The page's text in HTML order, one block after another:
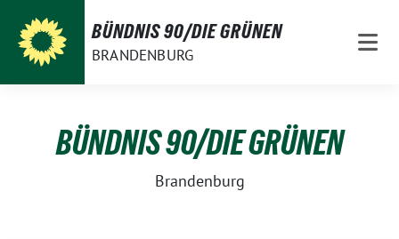
zum
Inhalt
BÜNDNIS 90/DIE GRÜNEN
BRANDENBURG
BÜNDNIS 90/DIE GRÜNEN
Brandenburg